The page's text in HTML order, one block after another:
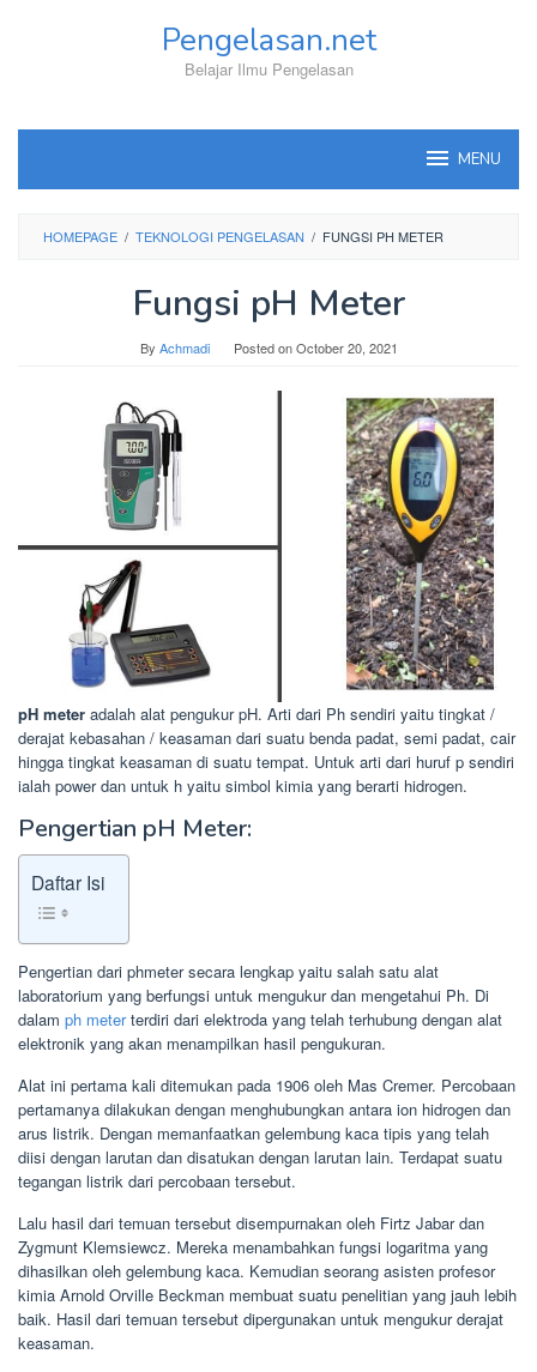
Pengelasan.net
Belajar Ilmu Pengelasan
MENU
HOMEPAGE / TEKNOLOGI PENGELASAN / FUNGSI PH METER
Fungsi pH Meter
By Achmadi Posted onOctober 20, 2021
pH meter adalah alat pengukur pH. Arti dari Ph sendiri yaitu tingkat /
derajat kebasahan / keasaman dari suatu benda padat, semi padat, cair
hingga tingkat keasaman di suatu tempat. Untuk arti dari huruf p sendiri
ialah power dan untuk h yaitu simbol kimia yang berarti hidrogen.
Pengertian pH Meter:
Daftar Isi
Pengertian dari phmeter secara lengkap yaitu salah satu alat
laboratorium yang berfungsi untuk mengukur dan mengetahui Ph. Di
dalam ph meterterdiri dari elektroda yang telah terhubung dengan alat
elektronik yang akan menampilkan hasil pengukuran.
Alat ini pertama kali ditemukan pada 1906 oleh Mas Cremer. Percobaan
pertamanya dilakukan dengan menghubungkan antara ion hidrogen dan
arus listrik. Dengan memanfaatkan gelembung kaca tipis yang telah
diisi dengan larutan dan disatukan dengan larutan lain. Terdapat suatu
tegangan listrik dari percobaan tersebut.
Lalu hasil dari temuan tersebut disempurnakan oleh Firtz Jabar dan
Zygmunt Klemsiewcz. Mereka menambahkan fungsi logaritma yang
dihasilkan oleh gelembung kaca. Kemudian seorang asisten profesor
kimia Arnold Orville Beckman membuat suatu penelitian yang jauh lebih
baik. Hasil dari temuan tersebut dipergunakan untuk mengukur derajat
keasaman.